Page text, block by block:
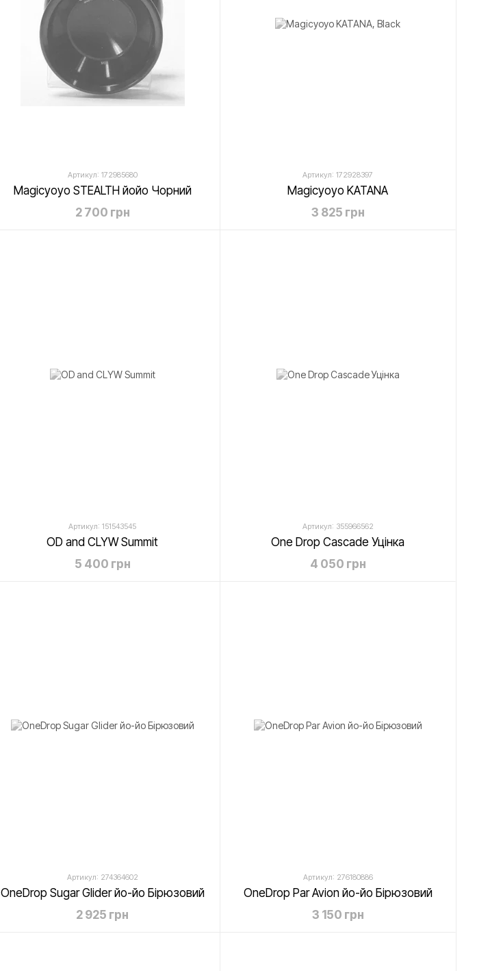
Артикул: 172985680
Magicyoyo STEALTH йойо Чорний
2 700 грн
Артикул: 172928397
Magicyoyo KATANA
3 825 грн
Артикул: 151543545
OD and CLYW Summit
5 400 грн
Артикул: 355966562
One Drop Cascade Уцінка
4 050 грн
Артикул: 274364602
OneDrop Sugar Glider йо-йо Бірюзовий
2 925 грн
Артикул: 276180886
OneDrop Par Avion йо-йо Бірюзовий
3 150 грн